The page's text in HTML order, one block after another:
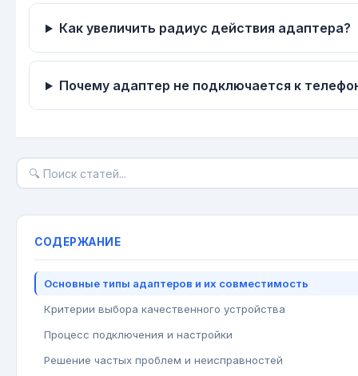
Как увеличить радиус действия адаптера?
Почему адаптер не подключается к
СОДЕРЖАНИЕ
Основные типы адаптеров и их совместимость
Критерии выбора качественного устройства
Процесс подключения и настройки
Решение частых проблем и неисправностей